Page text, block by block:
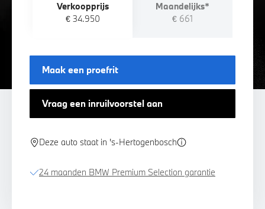
Verkoopprijs
€ 34.950
Maandelijks*
€ 661
Maak een proefrit
Vraag een inruilvoorstel aan
Deze auto staat in 's-Hertogenbosch
24 maanden BMW Premium Selection garantie